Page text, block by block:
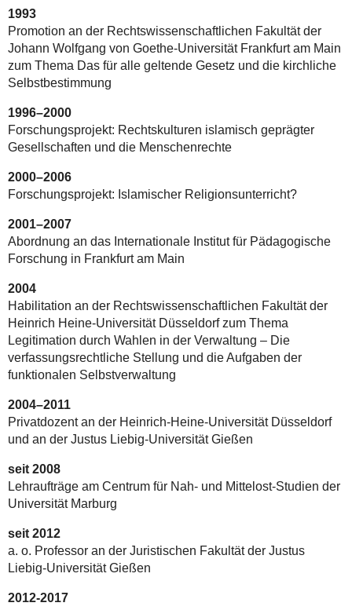
1993
Promotion an der Rechtswissenschaftlichen Fakultät der
Johann Wolfgang von Goethe-Universität Frankfurt am Main
zum Thema Das für alle geltende Gesetz und die kirchliche
Selbstbestimmung
1996–2000
Forschungsprojekt: Rechtskulturen islamisch geprägter
Gesellschaften und die Menschenrechte
2000–2006
Forschungsprojekt: Islamischer Religionsunterricht?
2001–2007
Abordnung an das Internationale Institut für Pädagogische
Forschung in Frankfurt am Main
2004
Habilitation an der Rechtswissenschaftlichen Fakultät der
Heinrich Heine-Universität Düsseldorf zum Thema
Legitimation durch Wahlen in der Verwaltung – Die
verfassungsrechtliche Stellung und die Aufgaben der
funktionalen Selbstverwaltung
2004–2011
Privatdozent an der Heinrich-Heine-Universität Düsseldorf
und an der Justus Liebig-Universität Gießen
seit 2008
Lehraufträge am Centrum für Nah- und Mittelost-Studien der
Universität Marburg
seit 2012
a. o. Professor an der Juristischen Fakultät der Justus
Liebig-Universität Gießen
2012-2017